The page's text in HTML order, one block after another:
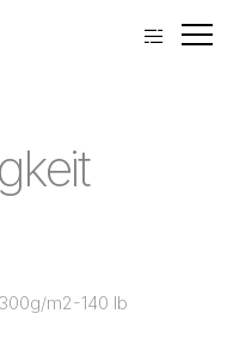
m2-140 lb